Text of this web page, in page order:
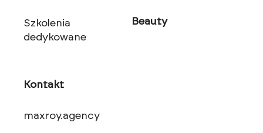
Szkolenia
dedykowane
Kontakt
maxroy.agency
Beauty